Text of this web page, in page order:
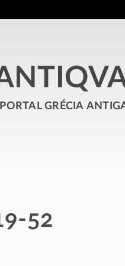
portal grécia
52